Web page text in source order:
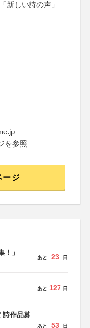
しい詩の声」
を参照
ージ
！」
あと 23 日
あと 127 日
詩作品募
あと 53 日